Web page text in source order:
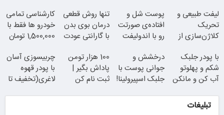
دوران نقاهت
لیفت طبیعی و
تحریک
کلاژن‌سازی از
24ماه ماندگاری
پوست شل و
افتاده‌ی صورتت
رو با اندولیفت
تنها روش قطعی
درمان بوی بدن
با گارانتی عودت
کارشناسی تمامی
خودرو ها فقط با
1,500,000 تومان
با پودر جلبک
شکم و پهلوتو
آب کن و مانکن
امشب)
درخشش و
جوانی پوست با
جلبک اسپیرولینا!
100 هزار تومن
پاداش بگیر |
ثبت نام کن
چربیسوزی آسان
با پودر قهوه
لاغری(تخفیف تا
تبلیغات